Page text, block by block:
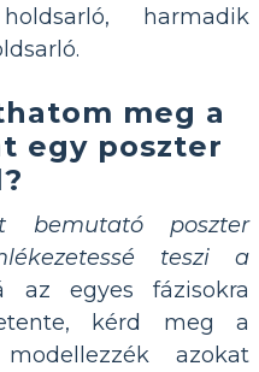
harmadik
meg a
egy poszter
bemutató poszter
teszi a
az egyes fázisokra
kérd meg a
azokat